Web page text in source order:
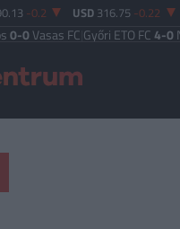
-0.2 USD 316.75 -0.22
Vasas FC|Győri ETO FC4-0